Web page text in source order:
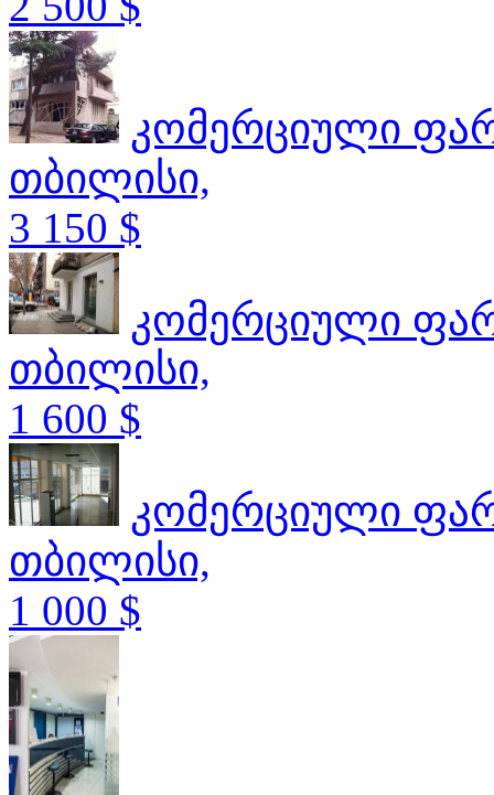
კომერციული
თბილისი,
3 150 $
კომერციული
თბილისი,
1 600 $
კომერციული
თბილისი,
1 000 $